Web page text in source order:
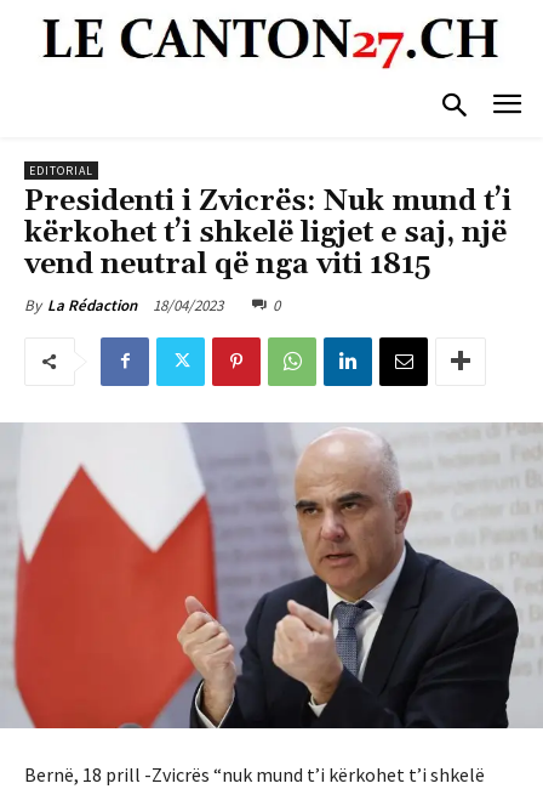
EDITORIAL
Presidenti i Zvicrës: Nuk mund t’i
kërkohet t’i shkelë ligjet e saj, një
vend neutral që nga viti 1815
By La Rédaction 18/04/2023 0
Bernë, 18 prill -Zvicrës “nuk mund t’i kërkohet t’i shkelë